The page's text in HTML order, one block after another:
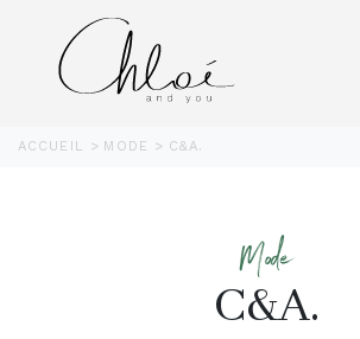
ACCUEIL MODE C&A.
Mode
C&A.